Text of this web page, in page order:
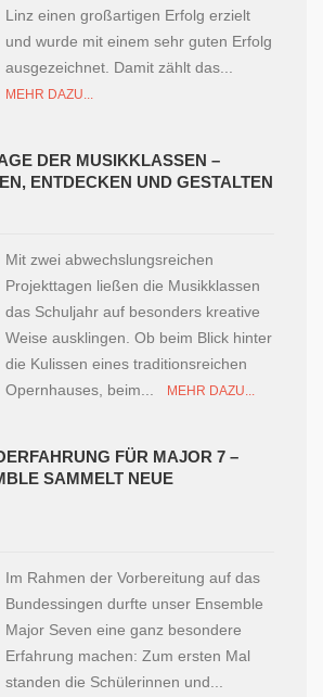
Linz einen großartigen Erfolg erzielt
und wurde mit einem sehr guten Erfolg
ausgezeichnet. Damit zählt das...
MEHR DAZU...
DER MUSIKKLASSEN –
ENTDECKEN UND GESTALTEN
Mit zwei abwechslungsreichen
Projekttagen ließen die Musikklassen
das Schuljahr auf besonders kreative
Weise ausklingen. Ob beim Blick hinter
die Kulissen eines traditionsreichen
Opernhauses, beim...
MEHR DAZU...
FÜR MAJOR 7 –
SAMMELT NEUE
Im Rahmen der Vorbereitung auf das
Bundessingen durfte unser Ensemble
Major Seven eine ganz besondere
Erfahrung machen: Zum ersten Mal
standen die Schülerinnen und...